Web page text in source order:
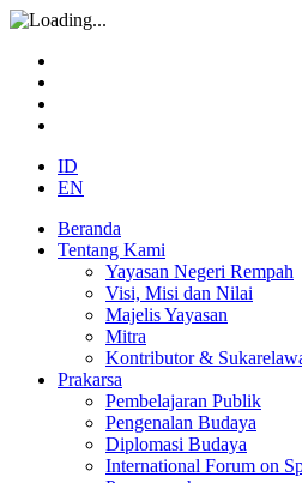
ID
EN
Beranda
Tentang Kami
Yayasan Negeri Rempah
Visi, Misi dan Nilai
Majelis Yayasan
Mitra
Kontributor &
Prakarsa
Pembelajaran Publik
Pengenalan Budaya
Diplomasi Budaya
International Forum on